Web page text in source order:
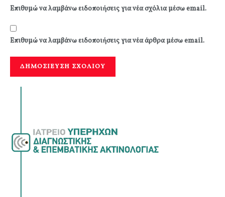
Επιθυμώ να λαμβάνω ειδοποιήσεις για νέα σχόλια μέσω email.
Επιθυμώ να λαμβάνω ειδοποιήσεις για νέα άρθρα μέσω email.